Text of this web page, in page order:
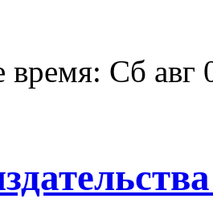
время: Сб авг